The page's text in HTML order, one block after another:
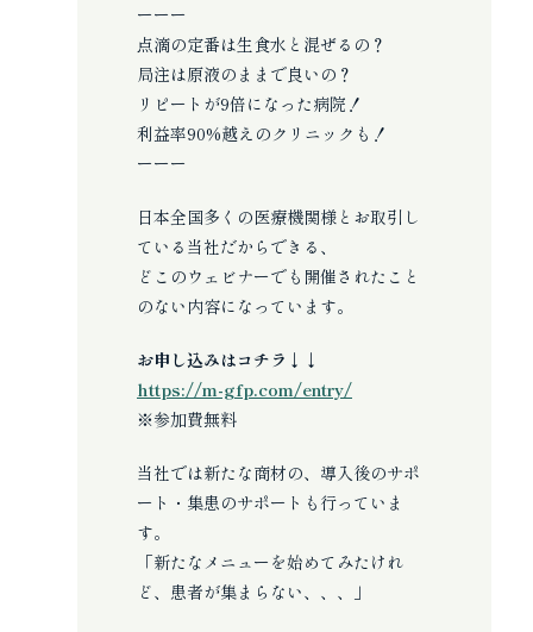
ーーー
点滴の定番は生食水と混ぜるの？
局注は原液のままで良いの？
リピートが9倍になった病院！
利益率90%越えのクリニックも！
ーーー
日本全国多くの医療機関様とお取引し
ている当社だからできる、
どこのウェビナーでも開催されたこと
のない内容になっています。
お申し込みはコチラ↓↓
https://m-gfp.com/entry/
※参加費無料
当社では新たな商材の、導入後のサポ
ート・集患のサポートも行っていま
す。
「新たなメニューを始めてみたけれ
ど、患者が集まらない、、、」